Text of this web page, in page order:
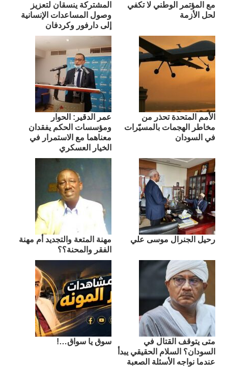
مع المؤتمر الوطني لا تكفي
لحل الأزمة
المشتركة ينسقان لتعزيز
وصول المساعدات الإنسانية
إلى دارفور وكردفان
الأمم المتحدة تحذر من
مخاطر الهجمات بالمسيّرات
في السودان
عمر الدقير: الحوار
ومؤسسات الحكم يفقدان
معناهما مع الاستمرار في
الخيار العسكري
رحيل الجنرال موسى علي
مهنة المتعة والتجديد أم مهنة
الفقر والمحنة؟؟
متى يتوقف القتال في
السودان؟ السلام الحقيقي يبدأ
عندما نواجه الأسئلة الصعبة
سوق يا سواق…!